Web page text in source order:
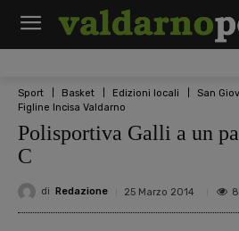
Sport Basket Edizioni locali
San
Figline Incisa Valdarno
Polisportiva Galli a un
C
di Redazione 25 Marzo 2014